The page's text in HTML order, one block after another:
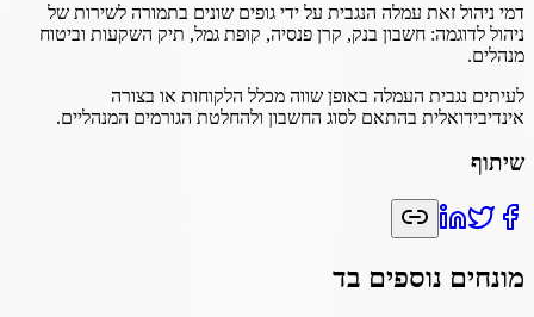
דמי ניהול זאת עמלה הנגבית על ידי גופים שונים בתמורה לשירות של
ניהול לדוגמה: חשבון בנק, קרן פנסיה, קופת גמל, תיק השקעות וביטוח
מנהלים.
לעיתים נגבית העמלה באופן שווה מכלל הלקוחות או בצורה
אינדיבידואלית בהתאם לסוג החשבון ולהחלטת הגורמים המנהליים.
שיתוף
מונחים נוספים בד